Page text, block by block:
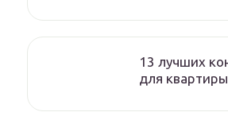
13 лучших
для квартиры